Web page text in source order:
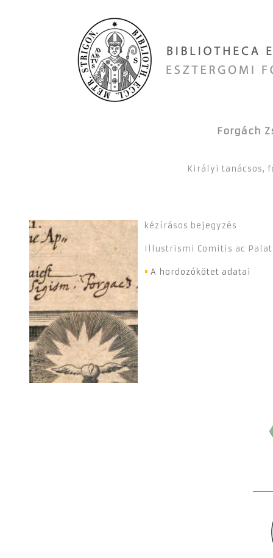
Forgách
Királyi tanácsos,
kézírásos bejegyzés
Illustrismi Comitis ac
A hordozókötet adatai